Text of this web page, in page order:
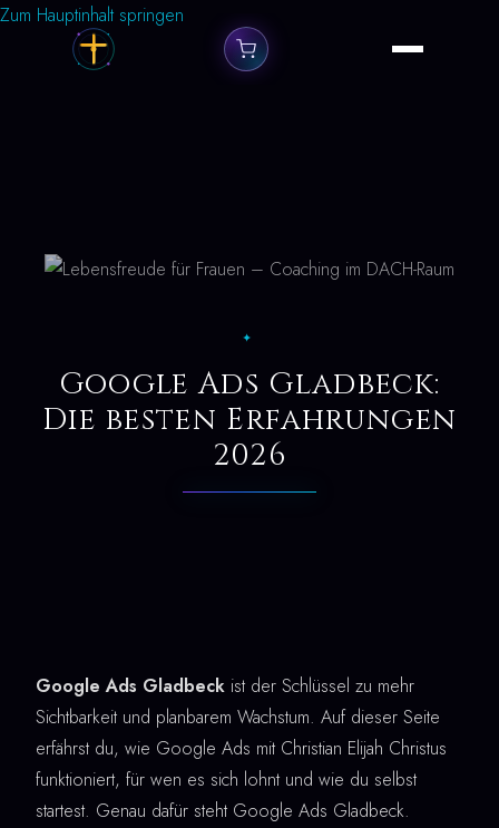
Zum Hauptinhalt springen
✦
Google Ads Gladbeck:
Die besten Erfahrungen
2026
Google Ads Gladbeck ist der Schlüssel zu mehr
Sichtbarkeit und planbarem Wachstum. Auf dieser Seite
erfährst du, wie Google Ads mit Christian Elijah Christus
funktioniert, für wen es sich lohnt und wie du selbst
startest. Genau dafür steht Google Ads Gladbeck.